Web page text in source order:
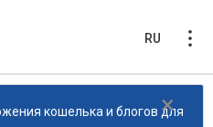
RU
×
кошелька и блогов для